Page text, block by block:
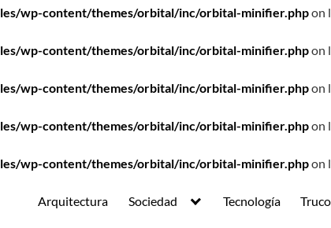
wp-content/themes/orbital/inc/orbital-minifier.phpon
wp-content/themes/orbital/inc/orbital-minifier.phpon
wp-content/themes/orbital/inc/orbital-minifier.phpon
wp-content/themes/orbital/inc/orbital-minifier.phpon
wp-content/themes/orbital/inc/orbital-minifier.phpon
Arquitectura Sociedad Tecnología